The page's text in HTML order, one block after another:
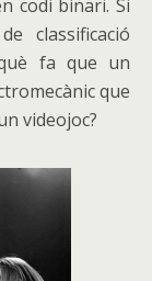
codi binari. Si
classificació
fa que un
que
videojoc?